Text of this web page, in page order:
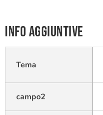
Info aggiuntive
Tema
campo2